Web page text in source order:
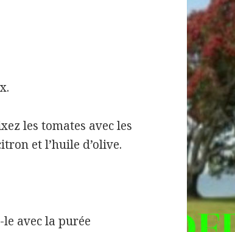
les tomates avec les
et l’huile d’olive.
avec la purée